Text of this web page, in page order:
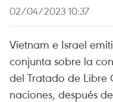
02/04/2023 10:37
Vietnam e Israel
conjunta sobre la
del Tratado de Libre
naciones, después